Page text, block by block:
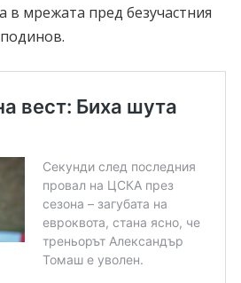
в мрежата пред безучастния